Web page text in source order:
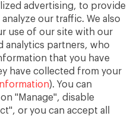
advertising, to provide
our traffic. We also
use of our site with our
analytics partners, who
that you have
have collected from your
). You can
"Manage", disable
or you can accept all
responsabilidad
RSC RSE
financiero Sociedad
Valores Virtudes
la empresa